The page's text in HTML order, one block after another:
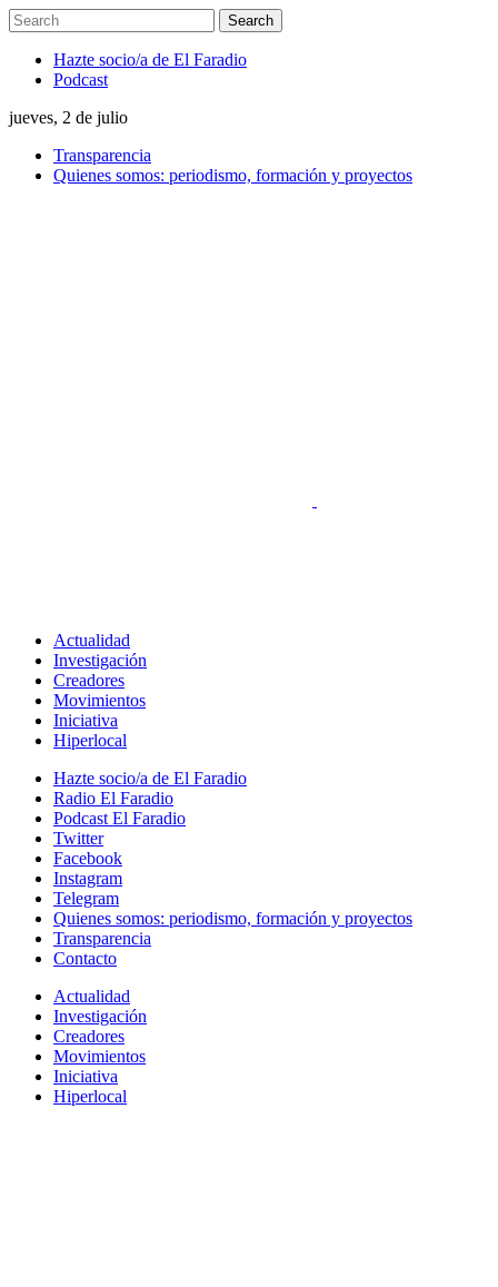
Hazte socio/a de El Faradio
Podcast
jueves, 2 de julio
Transparencia
Quienes somos: periodismo, formación y proyectos
Actualidad
Investigación
Creadores
Movimientos
Iniciativa
Hiperlocal
Hazte socio/a de El Faradio
Radio El Faradio
Podcast El Faradio
Twitter
Facebook
Instagram
Telegram
Quienes somos: periodismo, formación y proyectos
Transparencia
Contacto
Actualidad
Investigación
Creadores
Movimientos
Iniciativa
Hiperlocal